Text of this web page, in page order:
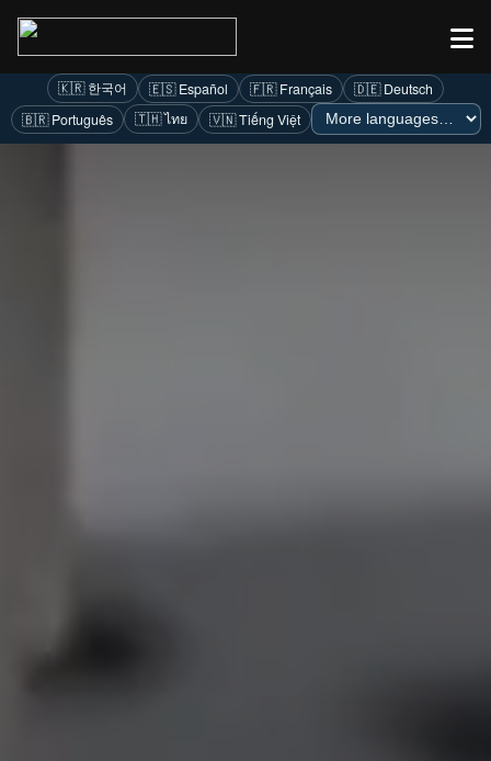
🌐 Language 🇺🇸 English
🇰🇷 한국어
🇪🇸 Español 🇫🇷 Français
🇩🇪 Deutsch
🇧🇷 Português
🇹🇭 ไทย 🇻🇳 Tiếng Việt